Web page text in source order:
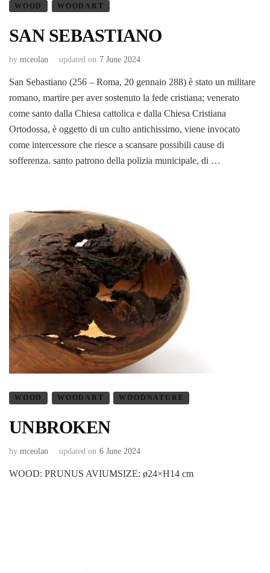
WOOD WOODART
SAN SEBASTIANO
by mceolan updated on 7 June 2024
San Sebastiano (256 – Roma, 20 gennaio 288) è stato un militare
romano, martire per aver sostenuto la fede cristiana; venerato
come santo dalla Chiesa cattolica e dalla Chiesa Cristiana
Ortodossa, è oggetto di un culto antichissimo, viene invocato
come intercessore che riesce a scansare possibili cause di
sofferenza. santo patrono della polizia municipale, di …
WOOD WOODART WOODNATURE
UNBROKEN
by mceolan updated on 6 June 2024
WOOD: PRUNUS AVIUMSIZE: ø24×H14 cm